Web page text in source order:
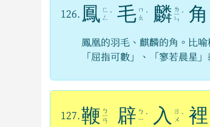
126. 鳳 ㄈ
ㄥ
ˋ 毛 ㄇ
ㄠ ˊ 麟 ㄌ
ㄧ
ㄣ
ˊ 角
鳳凰的羽毛、麒麟的角。比
「屈指可數」、「寥若晨星」
127. 鞭 ㄅ
ㄧ
ㄢ 辟 ㄅ
ㄧ ˋ 入
ㄖ
ㄨ ˋ 裡